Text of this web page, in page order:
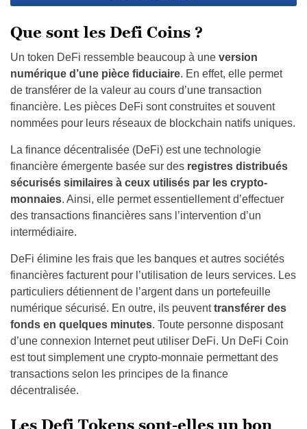
Que sont les Defi Coins ?
Un token DeFi ressemble beaucoup à une version
numérique d’une pièce fiduciaire. En effet, elle permet
de transférer de la valeur au cours d’une transaction
financière. Les pièces DeFi sont construites et souvent
nommées pour leurs réseaux de blockchain natifs uniques.
La finance décentralisée (DeFi) est une technologie
financière émergente basée sur des registres distribués
sécurisés similaires à ceux utilisés par les crypto-
monnaies. Ainsi, elle permet essentiellement d’effectuer
des transactions financières sans l’intervention d’un
intermédiaire.
DeFi élimine les frais que les banques et autres sociétés
financières facturent pour l’utilisation de leurs services. Les
particuliers détiennent de l’argent dans un portefeuille
numérique sécurisé. En outre, ils peuventtransférer des
fonds en quelques minutes. Toute personne disposant
d’une connexion Internet peut utiliser DeFi. Un DeFi Coin
est tout simplement une crypto-monnaie permettant des
transactions selon les principes de la finance
décentralisée.